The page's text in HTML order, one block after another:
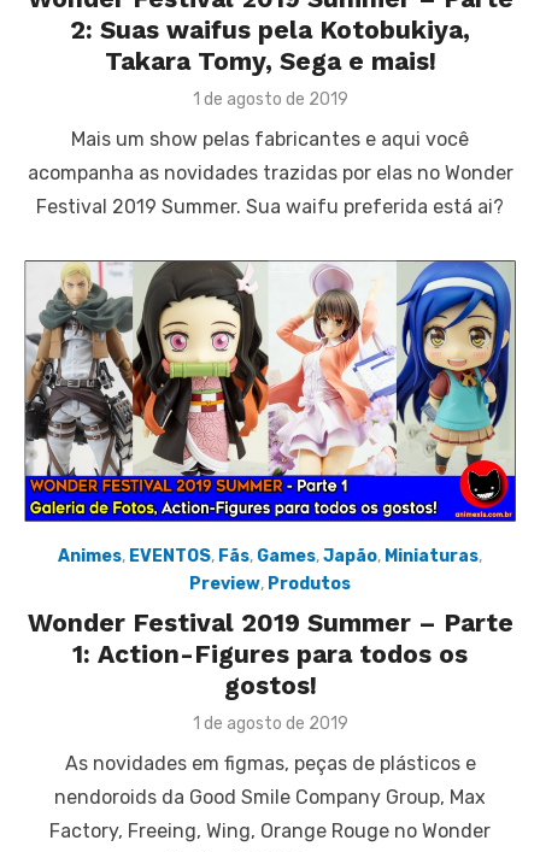
2: Suas waifus pela Kotobukiya,
Takara Tomy, Sega e mais!
Posted
1 de agosto de 2019
Mais um show pelas fabricantes e aqui você
acompanha as novidades trazidas por elas no Wonder
Festival 2019 Summer. Sua waifu preferida está ai?
Animes, EVENTOS, Fãs, Games,Japão, Miniaturas,
Preview, Produtos
Wonder Festival 2019 Summer – Parte
1: Action-Figures para todos os
gostos!
Posted
1 de agosto de 2019
As novidades em figmas, peças de plásticos e
nendoroids da Good Smile Company Group, Max
Factory, Freeing, Wing, Orange Rouge no Wonder